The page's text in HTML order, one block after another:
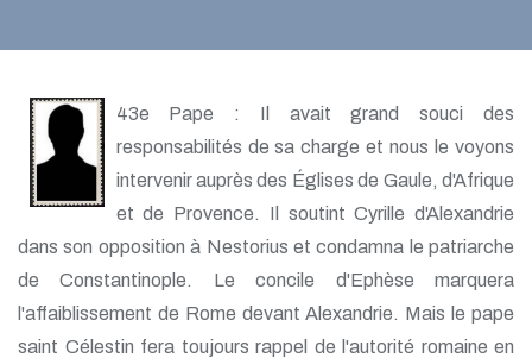
43e Pape : Il avait grand souci des
responsabilités de sa charge et nous le voyons
intervenir auprès des Églises de Gaule, d'Afrique
et de Provence. Il soutint Cyrille d'Alexandrie
dans son opposition à Nestorius et condamna le patriarche
de Constantinople. Le concile d'Ephèse marquera
l'affaiblissement de Rome devant Alexandrie. Mais le pape
saint Célestin fera toujours rappel de l'autorité romaine en